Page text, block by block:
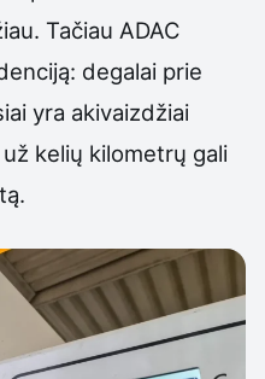
Tačiau ADAC
degalai prie
yra akivaizdžiai
kelių kilometrų gali